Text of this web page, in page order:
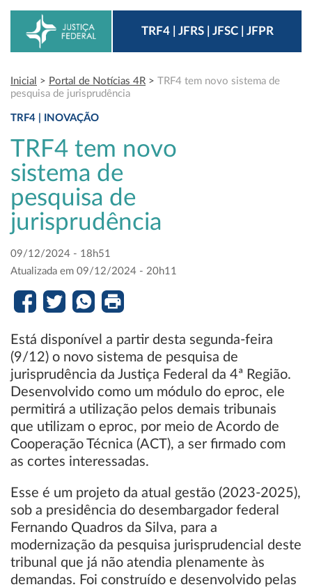
TRF4 | JFRS | JFSC | JFPR
Inicial > Portal de Notícias 4R > TRF4 tem novo sistema de
pesquisa de jurisprudência
TRF4 | INOVAÇÃO
TRF4 tem novo
sistema de
pesquisa de
jurisprudência
09/12/2024 - 18h51
Atualizada em 09/12/2024 - 20h11
Está disponível a partir desta segunda-feira
(9/12) o novo sistema de pesquisa de
jurisprudência da Justiça Federal da 4ª Região.
Desenvolvido como um módulo do eproc, ele
permitirá a utilização pelos demais tribunais
que utilizam o eproc, por meio de Acordo de
Cooperação Técnica (ACT), a ser firmado com
as cortes interessadas.
Esse é um projeto da atual gestão (2023-2025),
sob a presidência do desembargador federal
Fernando Quadros da Silva, para a
modernização da pesquisa jurisprudencial deste
tribunal que já não atendia plenamente às
demandas. Foi construído e desenvolvido pelas